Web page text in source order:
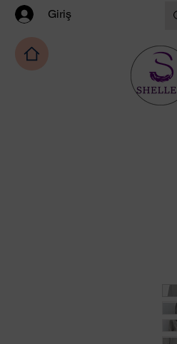
Giriş